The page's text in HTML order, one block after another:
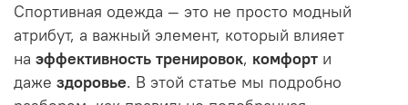
Спортивная одежда — это не просто модный
атрибут, а важный элемент, который влияет
на эффективность тренировок, комфорт и
даже здоровье. В этой статье мы подробно